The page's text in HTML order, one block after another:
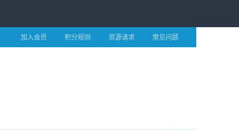
加入会员 积分规则 资源请求 常见问题